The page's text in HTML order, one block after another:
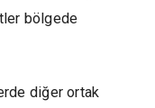
bölgede
diğer ortak